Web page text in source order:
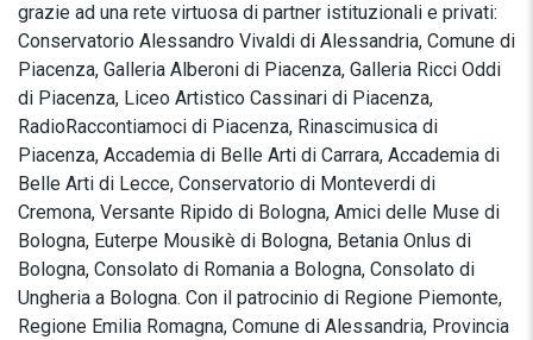
grazie ad una rete virtuosa di partner istituzionali e privati:
Conservatorio Alessandro Vivaldi di Alessandria, Comune di
Piacenza, Galleria Alberoni di Piacenza, Galleria Ricci Oddi
di Piacenza, Liceo Artistico Cassinari di Piacenza,
RadioRaccontiamoci di Piacenza, Rinascimusica di
Piacenza, Accademia di Belle Arti di Carrara, Accademia di
Belle Arti di Lecce, Conservatorio di Monteverdi di
Cremona, Versante Ripido di Bologna, Amici delle Muse di
Bologna, Euterpe Mousikè di Bologna, Betania Onlus di
Bologna, Consolato di Romania a Bologna, Consolato di
Ungheria a Bologna. Con il patrocinio di Regione Piemonte,
Regione Emilia Romagna, Comune di Alessandria, Provincia